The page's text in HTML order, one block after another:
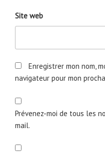
Site web
Enregistrer mon nom,
navigateur pour mon
Prévenez-moi de tous les
mail.